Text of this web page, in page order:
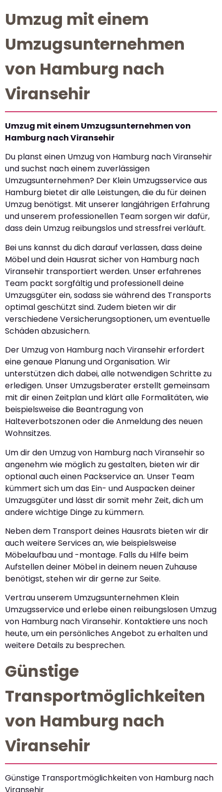
Umzug mit einem
Umzugsunternehmen
von Hamburg nach
Viransehir
Umzug mit einem Umzugsunternehmen von
Hamburg nach Viransehir
Du planst einen Umzug von Hamburg nach Viransehir
und suchst nach einem zuverlässigen
Umzugsunternehmen? Der Klein Umzugsservice aus
Hamburg bietet dir alle Leistungen, die du für deinen
Umzug benötigst. Mit unserer langjährigen Erfahrung
und unserem professionellen Team sorgen wir dafür,
dass dein Umzug reibungslos und stressfrei verläuft.
Bei uns kannst du dich darauf verlassen, dass deine
Möbel und dein Hausrat sicher von Hamburg nach
Viransehir transportiert werden. Unser erfahrenes
Team packt sorgfältig und professionell deine
Umzugsgüter ein, sodass sie während des Transports
optimal geschützt sind. Zudem bieten wir dir
verschiedene Versicherungsoptionen, um eventuelle
Schäden abzusichern.
Der Umzug von Hamburg nach Viransehir erfordert
eine genaue Planung und Organisation. Wir
unterstützen dich dabei, alle notwendigen Schritte zu
erledigen. Unser Umzugsberater erstellt gemeinsam
mit dir einen Zeitplan und klärt alle Formalitäten, wie
beispielsweise die Beantragung von
Halteverbotszonen oder die Anmeldung des neuen
Wohnsitzes.
Um dir den Umzug von Hamburg nach Viransehir so
angenehm wie möglich zu gestalten, bieten wir dir
optional auch einen Packservice an. Unser Team
kümmert sich um das Ein- und Auspacken deiner
Umzugsgüter und lässt dir somit mehr Zeit, dich um
andere wichtige Dinge zu kümmern.
Neben dem Transport deines Hausrats bieten wir dir
auch weitere Services an, wie beispielsweise
Möbelaufbau und -montage. Falls du Hilfe beim
Aufstellen deiner Möbel in deinem neuen Zuhause
benötigst, stehen wir dir gerne zur Seite.
Vertrau unserem Umzugsunternehmen Klein
Umzugsservice und erlebe einen reibungslosen Umzug
von Hamburg nach Viransehir. Kontaktiere uns noch
heute, um ein persönliches Angebot zu erhalten und
weitere Details zu besprechen.
Günstige
Transportmöglichkeiten
von Hamburg nach
Viransehir
Günstige Transportmöglichkeiten von Hamburg nach
Viransehir